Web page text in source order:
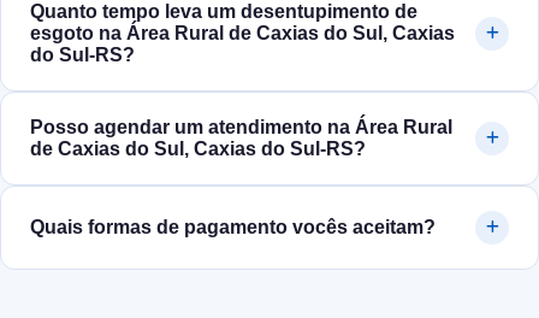
Quanto tempo leva um desentupimento de
esgoto na Área Rural de Caxias do Sul, Caxias
do Sul‑RS?
Posso agendar um atendimento na Área Rural
de Caxias do Sul, Caxias do Sul‑RS?
Quais formas de pagamento vocês aceitam?